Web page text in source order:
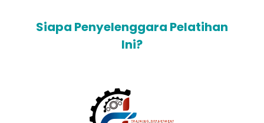
Siapa Penyelenggara Pelatihan
Ini?